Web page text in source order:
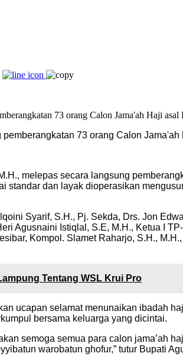
73 orang Calon
melepas secara langsung
standar dan layak dioperasikan
Syarif, S.H., Pj. Sekda, Drs. Jon
Agusnaini Istiqlal, S.E, M.H., Ketua I
Kompol. Slamet Raharjo, S.H.,
Tentang WSL Krui Pro
ucapan selamat menunaikan ibadah
bersama keluarga yang dicintai.
semoga semua para calon jama’ah
warobatun ghofur,” tutur Bupati